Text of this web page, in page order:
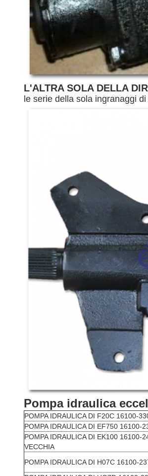
L'ALTRA SOLA DELLA
le serie della sola ingranaggi
Pompa idraulica
POMPA IDRAULICA DI F20C 16100-
POMPA IDRAULICA DI EF750 16100-
POMPA IDRAULICA DI EK100 16100-
VECCHIA
POMPA IDRAULICA DI H07C 16100-